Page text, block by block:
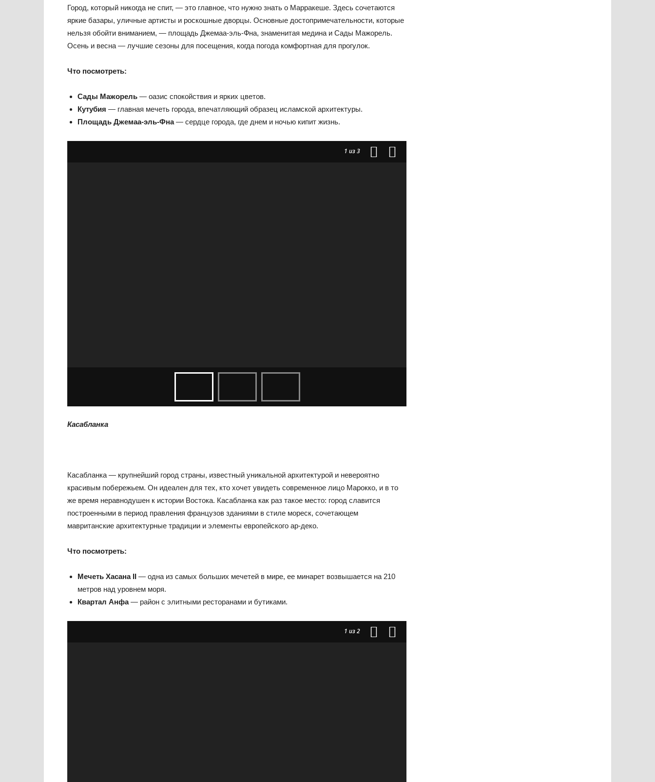
Город, который никогда не спит, — это главное, что нужно знать о Марракеше. Здесь сочетаются
яркие базары, уличные артисты и роскошные дворцы. Основные достопримечательности, которые
нельзя обойти вниманием, — площадь Джемаа-эль-Фна, знаменитая медина и Сады Мажорель.
Осень и весна — лучшие сезоны для посещения, когда погода комфортная для прогулок.
Что посмотреть:
Сады Мажорель — оазис спокойствия и ярких цветов.
Кутубия — главная мечеть города, впечатляющий образец исламской архитектуры.
Площадь Джемаа-эль-Фна— сердце города, где днем и ночью кипит жизнь.
1 из 3
Касабланка
Касабланка — крупнейший город страны, известный уникальной архитектурой и невероятно
красивым побережьем. Он идеален для тех, кто хочет увидеть современное лицо Марокко, и в то
же время неравнодушен к истории Востока. Касабланка как раз такое место: город славится
построенными в период правления французов зданиями в стиле мореск, сочетающем
мавританские архитектурные традиции и элементы европейского ар-деко.
Что посмотреть:
Мечеть Хасана II — одна из самых больших мечетей в мире, ее минарет возвышается на 210
метров над уровнем моря.
Квартал Анфа— район с элитными ресторанами и бутиками.
1 из 2